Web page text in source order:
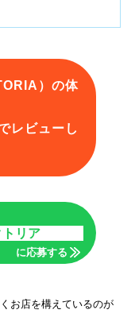
）の体
レビューし
リア
に応募する
お店を構えているのが